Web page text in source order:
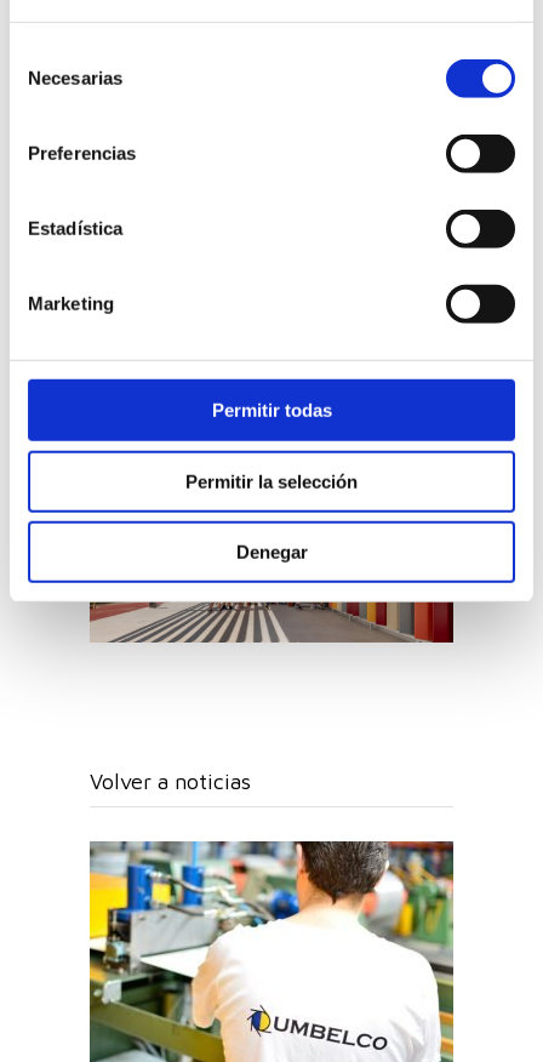
Necesarias
Preferencias
Estadística
Marketing
Permitir todas
Permitir la selección
Denegar
Buscar
Search
Volver a noticias